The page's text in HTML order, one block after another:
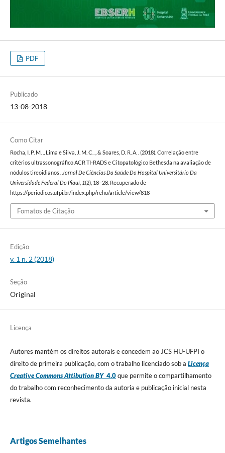
PDF
Publicado
13-08-2018
Como Citar
Rocha, I. P. M. ., Lima e Silva, J. M. C. ., & Soares, D. R. A. . (2018). Correlação entre
critérios ultrassonográfico ACR TI-RADS e Citopatológico Bethesda na avaliação de
nódulos tireoidianos .
Jornal De Ciências Da Saúde Do Hospital Universitário Da
Universidade Federal Do Piauí, 1(2), 18–28. Recuperado de
https://periodicos.ufpi.br/index.php/rehu/article/view/818
Fomatos de Citação
Edição
v. 1 n. 2 (2018)
Seção
Original
Licença
Autores mantém os direitos autorais e concedem ao JCS HU-UFPI o
direito de primeira publicação, com o trabalho licenciado sob a Licença
Creative Commons Attibution BY4.0que permite o compartilhamento
do trabalho com reconhecimento da autoria e publicação inicial nesta
revista.
Artigos Semelhantes